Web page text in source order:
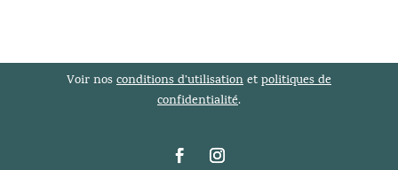
Voir nosconditions d’utilisationetpolitiques de
confidentialité.